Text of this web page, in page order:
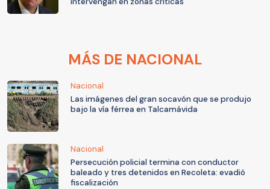
MÁS DE NACIONAL
Nacional
Las imágenes del gran socavón que se produjo
bajo la vía férrea en Talcamávida
Nacional
Persecución policial termina con conductor
baleado y tres detenidos en Recoleta: evadió
fiscalización